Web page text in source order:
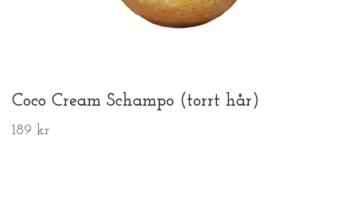
Coco Cream Schampo (torrt hår)
189 kr